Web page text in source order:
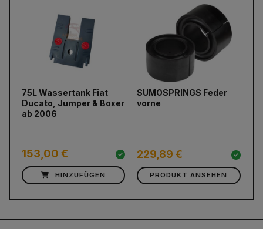
75L Wassertank Fiat
Ducato, Jumper & Boxer
ab 2006
153,00 €
HINZUFÜGEN
SUMOSPRINGS Feder
vorne
229,89 €
PRODUKT ANSEHEN
prev next